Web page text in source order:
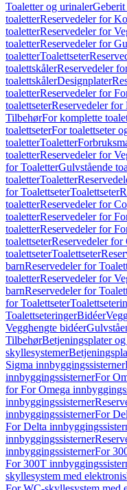
Toaletter og urinaler
toaletterReservedeler for
toaletterReservedeler for
toaletterReservedeler for
toaletterToalettseter
toalettskålerReservedeler
toalettskålerDesignplater
toaletterReservedeler for
toalettseterReservedeler for
TilbehørFor komplette
toalettseterFor toalettseter
toaletterToaletter
toaletterReservedeler for
for ToaletterGulvstående
toaletterToaletter
for ToalettseterToalettseter
toaletterReservedeler for
toaletterReservedeler for
toaletterReservedeler for
toalettseterReservedeler for
toalettseterToalettseter
barnReservedeler for
toaletterReservedeler for
barnReservedeler for
for Toalettseter
ToalettseteringerBidéer
Vegghengte bidéer
TilbehørBetjeningsplater
skyllesystemer
Sigma innbyggingssisterner
innbyggingssisternerFor
for For Omega
innbyggingssisterner
innbyggingssisternerFor
For Delta
innbyggingssisterner
innbyggingssisternerFor
For 300T
skyllesystem med